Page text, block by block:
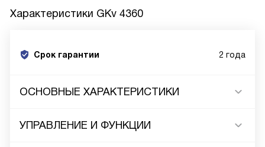
Характеристики GKv 4360
Срок гарантии 2 года
ОСНОВНЫЕ ХАРАКТЕРИСТИКИ
УПРАВЛЕНИЕ И ФУНКЦИИ